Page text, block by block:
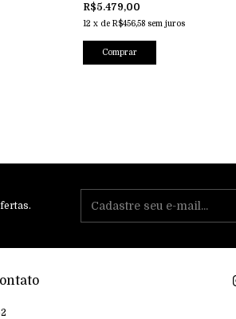
R$5.479,00
12 x de R$456,58 sem juros